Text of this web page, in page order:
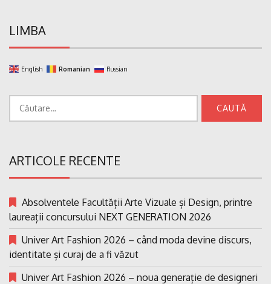
LIMBA
English Romanian Russian
ARTICOLE RECENTE
Absolventele Facultății Arte Vizuale și Design, printre
laureații concursului NEXT GENERATION 2026
Univer Art Fashion 2026 – când moda devine discurs,
identitate și curaj de a fi văzut
Univer Art Fashion 2026 – noua generație de designeri